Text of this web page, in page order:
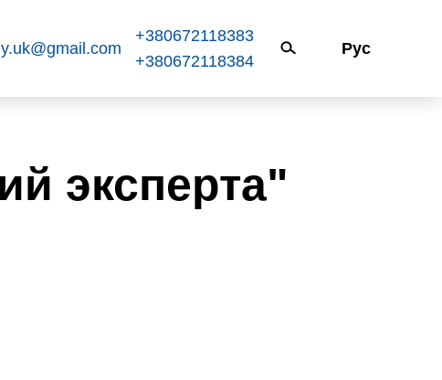
+380672118383
+380672118384
Рус
эксперта"